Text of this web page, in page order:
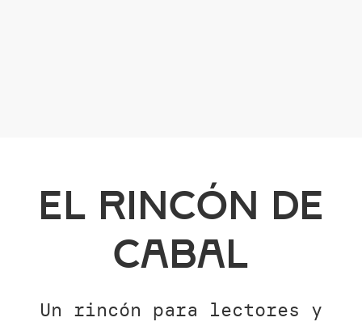
El Rincón de
Cabal
Un rincón para lectores y